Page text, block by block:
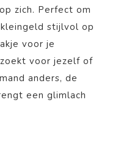
zich. Perfect om
stijlvol op
voor je
voor jezelf of
anders, de
een glimlach